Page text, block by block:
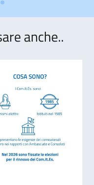
anche..